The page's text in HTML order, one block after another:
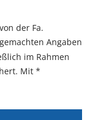
von der Fa.
Angaben
im Rahmen
Mit *